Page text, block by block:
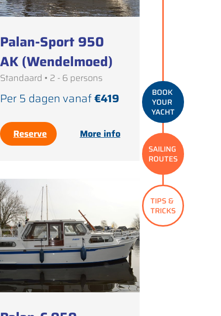
BOOK
YOUR
YACHT
SAILING
ROUTES
TIPS &
TRICKS
Palan-Sport 950
AK (Wendelmoed)
Standaard • 2 - 6 persons
Per 5 dagen vanaf€419
Reserve More info